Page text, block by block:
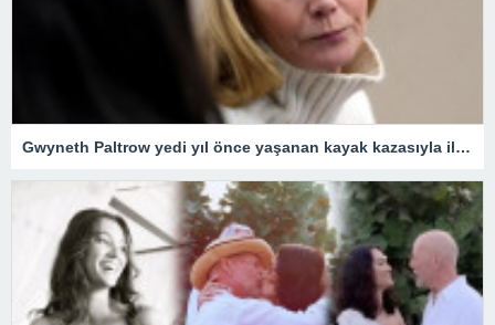
Gwyneth Paltrow yedi yıl önce yaşanan kayak kazasıyla ilgili mahkemeye çıktı; “kontrolden çıkarak birine çarpmakla” suçlanıyor